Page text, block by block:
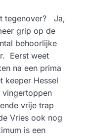
tegenover? Ja,
grip op de
behoorlijke
Eerst weet
na een prima
keeper Hessel
vingertoppen
vrije trap
Vries ook nog
is een